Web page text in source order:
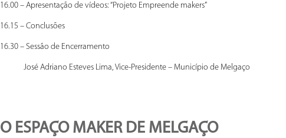
16.00 – Apresentação de vídeos: “Projeto Empreende makers”
16.15 – Conclusões
16.30 – Sessão de Encerramento
José Adriano Esteves Lima, Vice-Presidente – Município de Melgaço
O ESPAÇO MAKER DE MELGAÇO